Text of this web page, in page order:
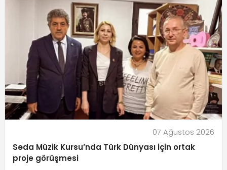
07 Ağustos 2026
Səda Müzik Kursu’nda Türk Dünyası için ortak
proje görüşmesi